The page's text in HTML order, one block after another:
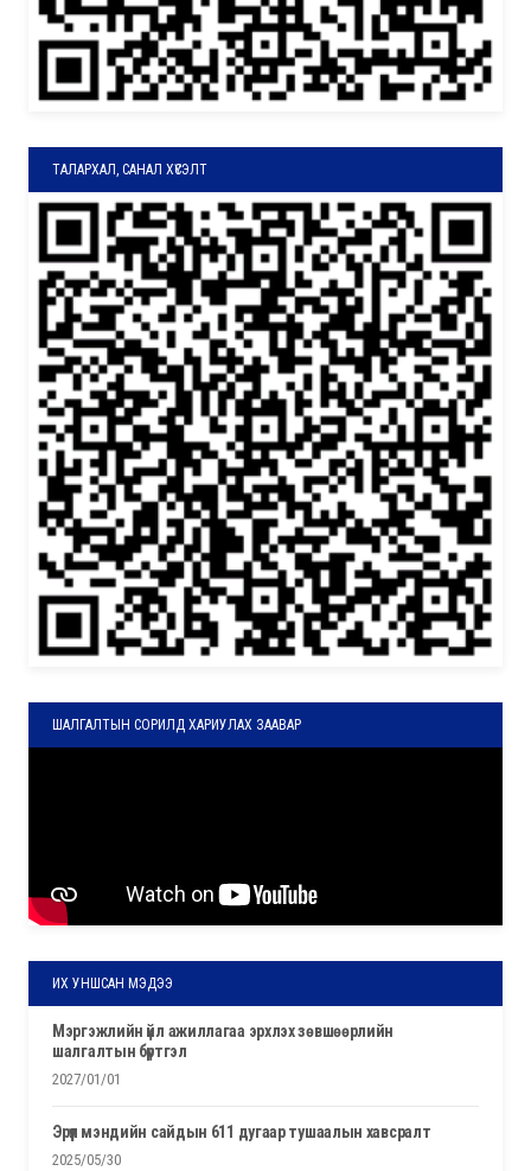
ТАЛАРХАЛ, САНАЛ ХҮСЭЛТ
ШАЛГАЛТЫН СОРИЛД ХАРИУЛАХ ЗААВАР
ИХ УНШСАН МЭДЭЭ
мэргэжлийн үйл ажиллагаа эрхлэх зөвшөөрлийн
шалгалтын бүртгэл
2027/01/01
эрүүл мэндийн сайдын 611 дугаар тушаалын хавсралт
2025/05/30